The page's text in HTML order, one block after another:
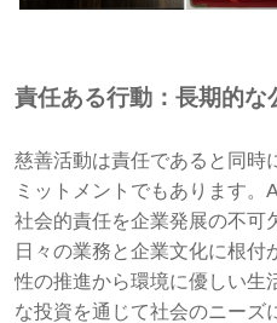
責任ある行動：長期的な
慈善活動は責任であると同時
ミットメントでもあります。
社会的責任を企業発展の不可
日々の業務と企業文化に根付
性の推進から環境に優しい生
な投資を通じて社会のニーズ